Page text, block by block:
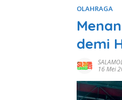
OLAHRAGA
demi
16 Mei